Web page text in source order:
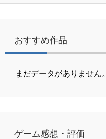
おすすめ作品
まだデータがありません。
ゲーム感想・評価